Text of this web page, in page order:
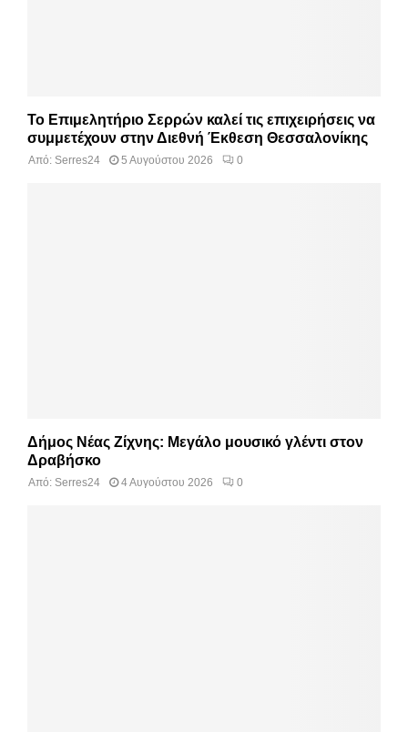
Το Επιμελητήριο Σερρών καλεί τις επιχειρήσεις να
συμμετέχουν στην Διεθνή Έκθεση Θεσσαλονίκης
Από: Serres24 5 Αυγούστου 2026 0
Δήμος Νέας Ζίχνης: Μεγάλο μουσικό γλέντι στον
Δραβήσκο
Από: Serres24 4 Αυγούστου 2026 0